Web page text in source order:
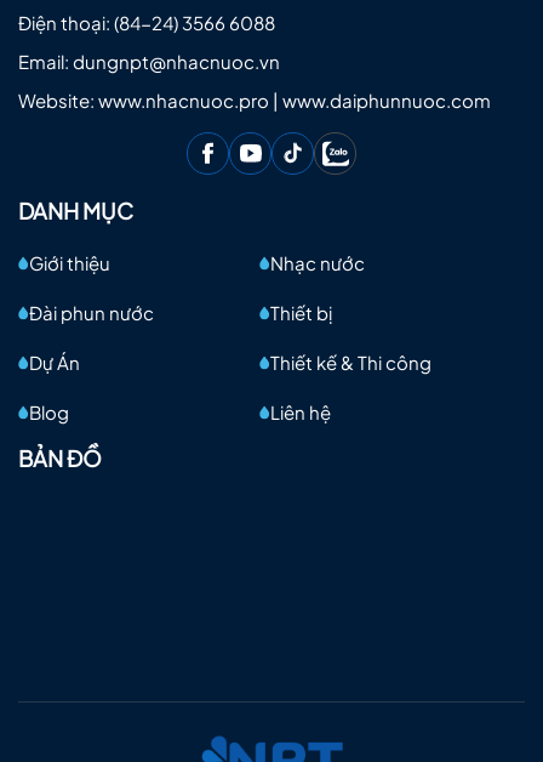
Điện thoại: (84-24) 3566 6088
Email: dungnpt@nhacnuoc.vn
Website: www.nhacnuoc.pro | www.daiphunnuoc.com
DANH MỤC
Giới thiệu Nhạc nước
Đài phun nước Thiết bị
Dự Án Thiết kế & Thi công
Blog Liên hệ
BẢN ĐỒ